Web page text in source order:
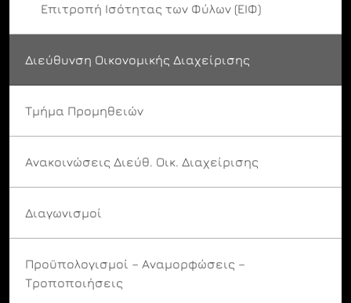
Επιτροπή Ισότητας των Φύλων (ΕΙΦ)
Διεύθυνση Οικονομικής Διαχείρισης
Τμήμα Προμηθειών
Ανακοινώσεις Διεύθ. Οικ. Διαχείρισης
Διαγωνισμοί
Προϋπολογισμοί – Αναμορφώσεις –
Τροποποιήσεις